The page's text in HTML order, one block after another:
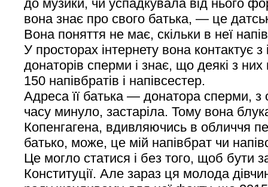
до музики, чи успадкувала від нього
вона знає про свого батька, — це
Вона поняття не має, скільки в неї
У просторах інтернету вона контактує
донаторів сперми і знає, що деякі з
150 напівбратів і напівсестер.
Адреса її батька — донатора сперми, з
часу минуло, застаріла. Тому вона
Копенгагена, вдивляючись в обличчя
батько, може, це мій напівбрат чи
Це могло статися і без того, щоб бути
Конституції. Але зараз ця молода